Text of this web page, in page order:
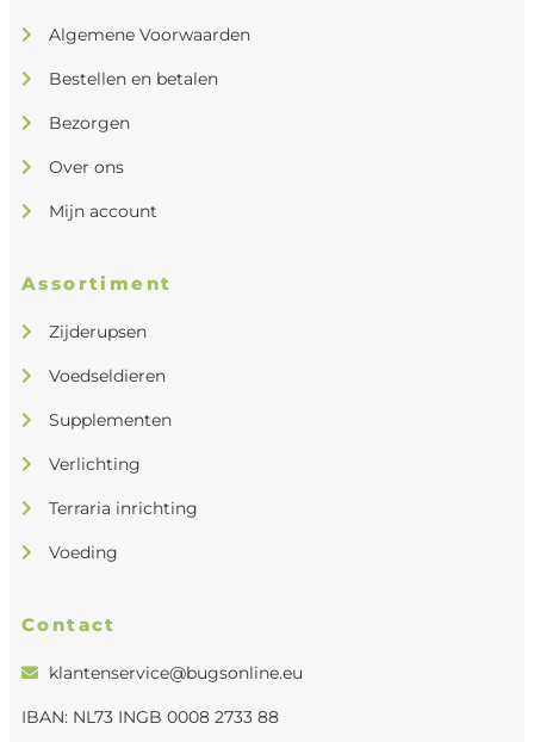
Algemene Voorwaarden
Bestellen en betalen
Bezorgen
Over ons
Mijn account
Assortiment
Zijderupsen
Voedseldieren
Supplementen
Verlichting
Terraria inrichting
Voeding
Contact
klantenservice@bugsonline.eu
IBAN: NL73 INGB 0008 2733 88